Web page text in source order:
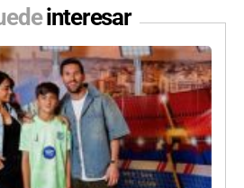
interesar